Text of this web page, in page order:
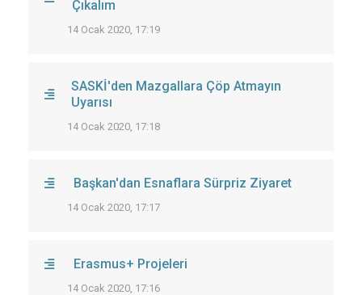
Çıkalım
14 Ocak 2020, 17:19
SASKİ'den Mazgallara Çöp Atmayın
Uyarısı
14 Ocak 2020, 17:18
Başkan'dan Esnaflara Sürpriz Ziyaret
14 Ocak 2020, 17:17
Erasmus+ Projeleri
14 Ocak 2020, 17:16